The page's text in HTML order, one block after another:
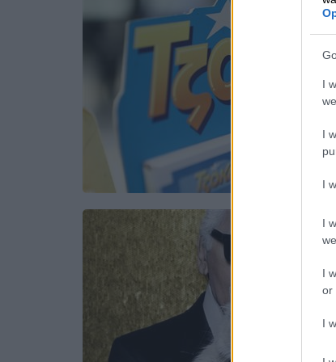
I
I
I
I
I
or
I